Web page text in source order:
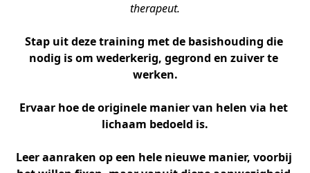
therapeut.
Stap uit deze training met de basishouding die
nodig is om wederkerig, gegrond en zuiver te
werken.
Ervaar hoe de originele manier van helen via het
lichaam bedoeld is.
Leer aanraken op een hele nieuwe manier, voorbij